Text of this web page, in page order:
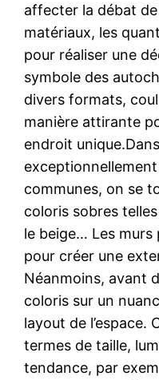
affecter la débat
matériaux, les
pour réaliser une
symbole des
divers formats,
manière attirante
endroit
communes, on se
coloris sobres
le beige… Les murs
pour créer une
Néanmoins, avant
coloris sur un
layout de l’espace.
termes de taille,
tendance, par